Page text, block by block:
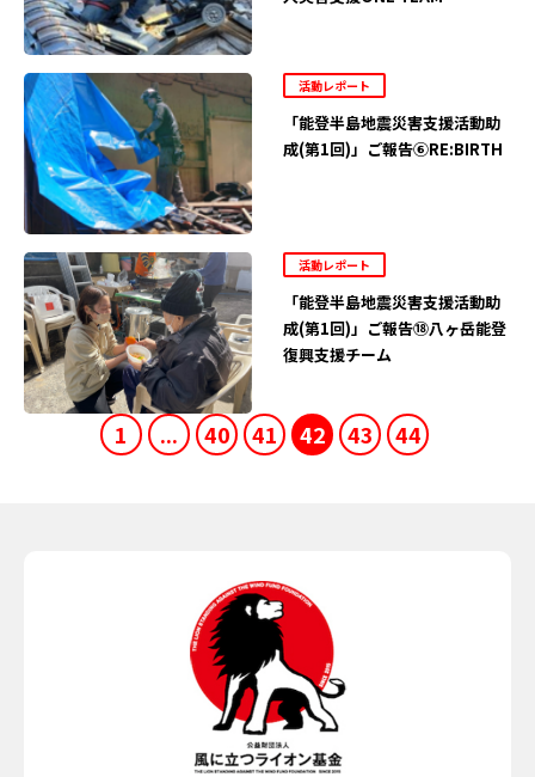
活動レポート
「能登半島地震災害支援活動助
成(第1回)」ご報告⑥RE:BIRTH
活動レポート
「能登半島地震災害支援活動助
成(第1回)」ご報告⑱八ヶ岳能登
復興支援チーム
1 ... 40 41 42 43 44